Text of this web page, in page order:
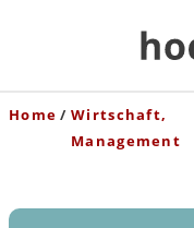
Home
Wirtschaft,
Management